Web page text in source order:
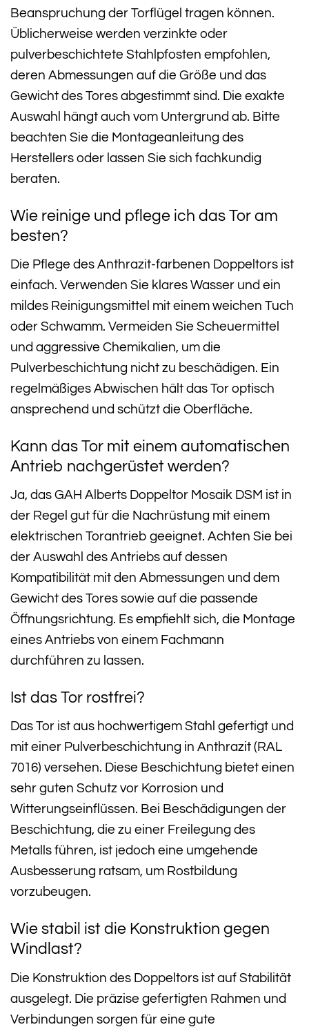
Beanspruchung der Torflügel tragen können.
Üblicherweise werden verzinkte oder
pulverbeschichtete Stahlpfosten empfohlen,
deren Abmessungen auf die Größe und das
Gewicht des Tores abgestimmt sind. Die exakte
Auswahl hängt auch vom Untergrund ab. Bitte
beachten Sie die Montageanleitung des
Herstellers oder lassen Sie sich fachkundig
beraten.
Wie reinige und pflege ich das Tor am
besten?
Die Pflege des Anthrazit-farbenen Doppeltors ist
einfach. Verwenden Sie klares Wasser und ein
mildes Reinigungsmittel mit einem weichen Tuch
oder Schwamm. Vermeiden Sie Scheuermittel
und aggressive Chemikalien, um die
Pulverbeschichtung nicht zu beschädigen. Ein
regelmäßiges Abwischen hält das Tor optisch
ansprechend und schützt die Oberfläche.
Kann das Tor mit einem automatischen
Antrieb nachgerüstet werden?
Ja, das GAH Alberts Doppeltor Mosaik DSM ist in
der Regel gut für die Nachrüstung mit einem
elektrischen Torantrieb geeignet. Achten Sie bei
der Auswahl des Antriebs auf dessen
Kompatibilität mit den Abmessungen und dem
Gewicht des Tores sowie auf die passende
Öffnungsrichtung. Es empfiehlt sich, die Montage
eines Antriebs von einem Fachmann
durchführen zu lassen.
Ist das Tor rostfrei?
Das Tor ist aus hochwertigem Stahl gefertigt und
mit einer Pulverbeschichtung in Anthrazit (RAL
7016) versehen. Diese Beschichtung bietet einen
sehr guten Schutz vor Korrosion und
Witterungseinflüssen. Bei Beschädigungen der
Beschichtung, die zu einer Freilegung des
Metalls führen, ist jedoch eine umgehende
Ausbesserung ratsam, um Rostbildung
vorzubeugen.
Wie stabil ist die Konstruktion gegen
Windlast?
Die Konstruktion des Doppeltors ist auf Stabilität
ausgelegt. Die präzise gefertigten Rahmen und
Verbindungen sorgen für eine gute